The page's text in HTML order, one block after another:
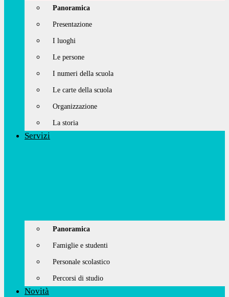
Panoramica
Presentazione
I luoghi
Le persone
I numeri della scuola
Le carte della scuola
Organizzazione
La storia
Servizi
Panoramica
Famiglie e studenti
Personale scolastico
Percorsi di studio
Novità